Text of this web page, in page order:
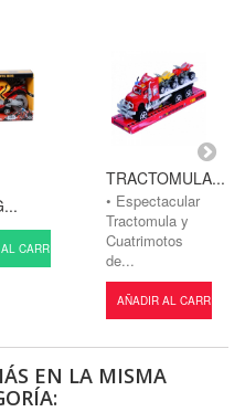
CARRITO
TRACTOMULA...
• Espectacular
Tractomula y
Cuatrimotos
de...
AÑADIR AL CARRITO
EN LA MISMA